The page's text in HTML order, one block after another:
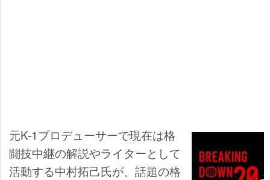
元K-1プロデューサーで現在は格
闘技中継の解説やライターとして
活動する中村拓己氏が、話題の格